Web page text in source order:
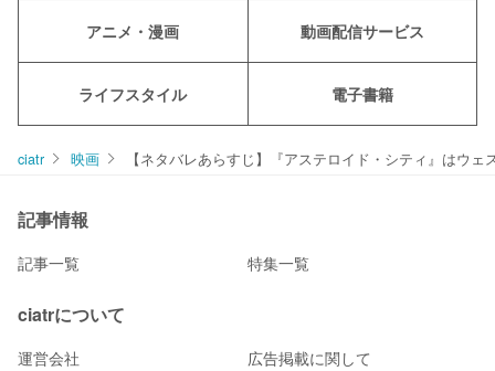
アニメ・漫画 動画配信サービス
ライフスタイル 電子書籍
ciatr 映画 【ネタバレあらすじ】『アステロイド・シティ』はウ
記事情報
記事一覧 特集一覧
ciatrについて
運営会社
広告掲載に関して